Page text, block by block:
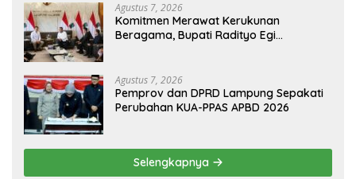
Agustus 7, 2026
Komitmen Merawat Kerukunan
Beragama, Bupati Radityo Egi
Agustus 7, 2026
Pemprov dan DPRD Lampung Sepakati
Perubahan KUA-PPAS APBD 2026
Selengkapnya